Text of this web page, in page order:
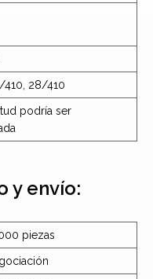
28/410
podría ser
y envío:
piezas